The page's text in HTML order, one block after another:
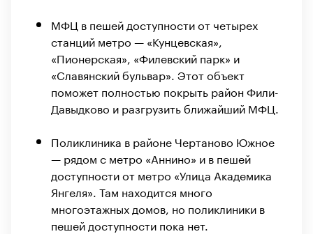
МФЦ в пешей доступности от четырех
станций метро — «Кунцевская»,
«Пионерская», «Филевский парк» и
«Славянский бульвар». Этот объект
поможет полностью покрыть район Фили-
Давыдково и разгрузить ближайший МФЦ.
Поликлиника в районе Чертаново Южное
— рядом с метро «Аннино» и в пешей
доступности от метро «Улица Академика
Янгеля». Там находится много
многоэтажных домов, но поликлиники в
пешей доступности пока нет.